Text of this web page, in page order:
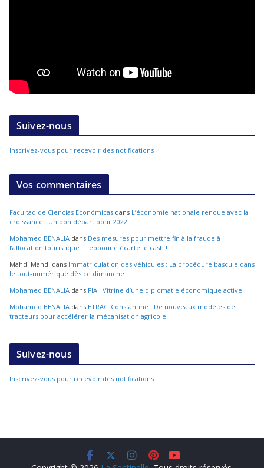
Suivez-nous
Inscrivez-vous pour recevoir des notifications
Vos commentaires
Facultad de Ciencias Económicas dans L’économie nationale renoue avec la
croissance : Un bon départ pour 2022
Mohamed BENALIA dans Des mesures pour mettre fin à la fraude à
l’allocation touristique : Tebboune écarte le cash !
Mahdi Mahdi dans Immatriculation des véhicules : La procédure bascule dans
le tout-numérique dès ce dimanche
Mohamed BENALIA dans FIA : Vitrine d’une diplomatie économique active
Mohamed BENALIA dans ETRAG Constantine : De nouveaux modèles de
tracteurs pour accélérer la mécanisation agricole
Suivez-nous
Inscrivez-vous pour recevoir des notifications